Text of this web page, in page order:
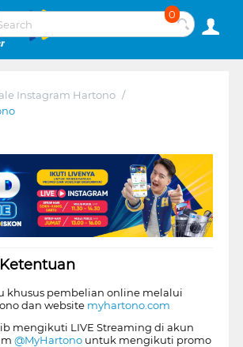
0
Instagram Hartono /
khusus pembelian online melalui
dan website myhartono.com
mengikuti LIVE Streaming di akun
@MyHartonountuk mengikuti promo